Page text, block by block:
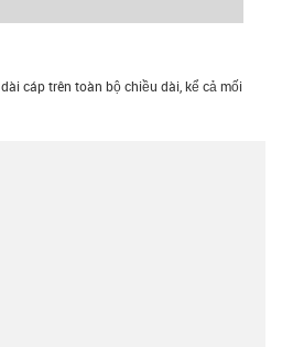
cáp trên toàn bộ chiều dài, kể cả mối